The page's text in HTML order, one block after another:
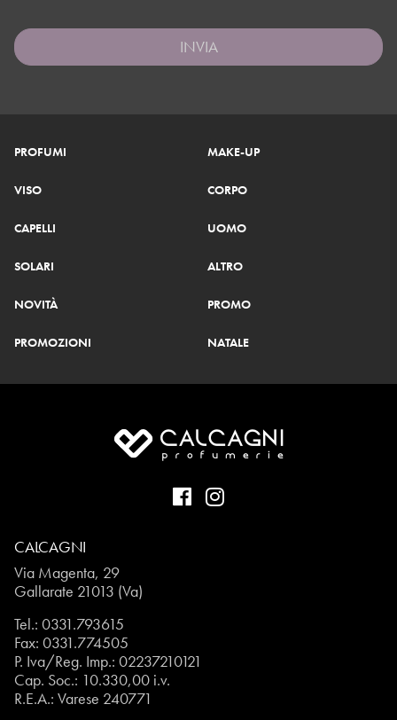
INVIA
PROFUMI MAKE-UP
VISO CORPO
CAPELLI UOMO
SOLARI ALTRO
NOVITÀ PROMO
PROMOZIONI NATALE
CALCAGNI
Via Magenta, 29
Gallarate 21013 (Va)
Tel.: 0331.793615
Fax: 0331.774505
P. Iva/Reg. Imp.: 02237210121
Cap. Soc.: 10.330,00 i.v.
R.E.A.: Varese 240771